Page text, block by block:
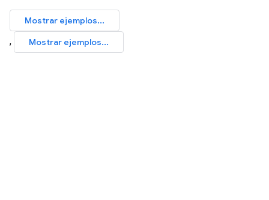
Mostrar ejemplos...
, Mostrar ejemplos...